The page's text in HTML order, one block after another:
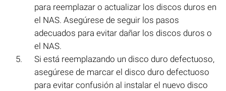
para reemplazar o actualizar los discos duros en
el NAS. Asegúrese de seguir los pasos
adecuados para evitar dañar los discos duros o
el NAS.
Si está reemplazando un disco duro defectuoso,
asegúrese de marcar el disco duro defectuoso
para evitar confusión al instalar el nuevo disco